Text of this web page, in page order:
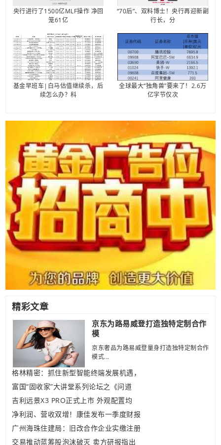
央行进行了1500亿MLF操作 净回
笼61亿
“70后”、双料博士！央行再迎新副
行长，分
基金早班车|白马估值继续杀，后
续怎么办？科
全球最大“独角兽”要来了！2.6万
亿字节仅次
精彩文章
京东为路易威登打造独特定制合作
模
京东奢品为路易威登量身打造独特定制合作
模式...
格林精密：抓住新型智能终端发展机遇，
富国“固收家”大讲堂系列论坛之《问道
吉利远景X3 PRO正式上市 外观配置均
净利润、营收双增！康佳发布一季度财报
广州海珠住建局：旧改合作企业实缴注册
交易推动蓝筹股泡沫破灭 卖方研报指出